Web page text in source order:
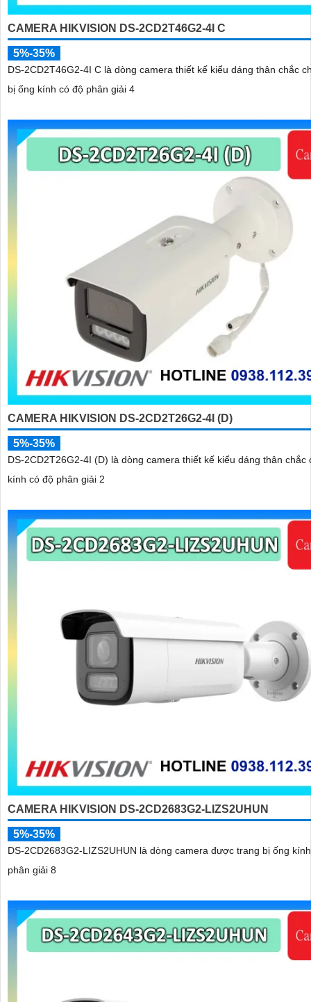
CAMERA HIKVISION DS-2CD2T46G2-4I C
5%-35%
DS-2CD2T46G2-4I C là dòng camera thiết kế kiểu dáng thân chắc
bị ống kính có độ phân giải 4
CAMERA HIKVISION DS-2CD2T26G2-4I (D)
5%-35%
DS-2CD2T26G2-4I (D) là dòng camera thiết kế kiểu dáng thân chắc
kính có độ phân giải 2
CAMERA HIKVISION DS-2CD2683G2-LIZS2UHUN
5%-35%
DS-2CD2683G2-LIZS2UHUN là dòng camera được trang bị ống
phân giải 8